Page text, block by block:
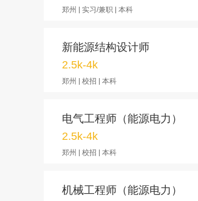
郑州 | 实习/兼职 | 本科
新能源结构设计师
2.5k-4k
郑州 | 校招 | 本科
电气工程师（能源电力）
2.5k-4k
郑州 | 校招 | 本科
机械工程师（能源电力）